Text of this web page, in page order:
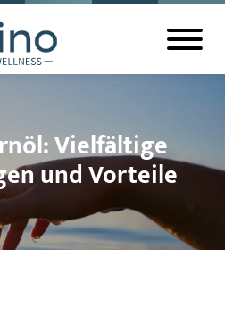
Vielfältige
und Vorteile